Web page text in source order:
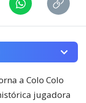
a Colo Colo
jugadora